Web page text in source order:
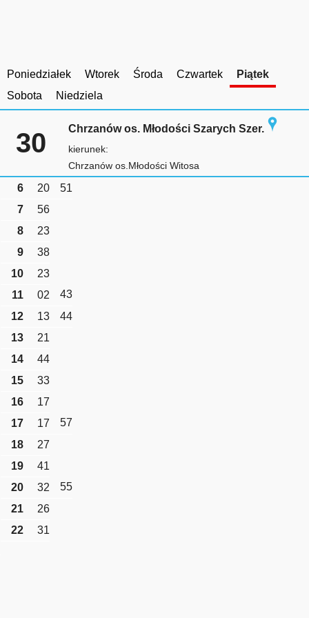
Poniedziałek Wtorek Środa Czwartek
Piątek
Sobota
Niedziela
30 Chrzanów os. Młodości Szarych Szer.
kierunek:
Chrzanów os.Młodości Witosa
6 20
51
7
56
8
23
9
38
10
23
11
02
43
12
13
44
13
21
14
44
15
33
16
17
17
17
57
18
27
19
41
20
32
55
21
26
22
31